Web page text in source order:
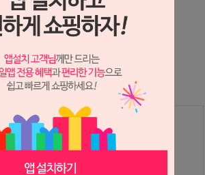
상세 정보를 확대해 보실 수 있습니다.
※ 필독해주세요 ※
변동에 따라 가격이 달라질 수 있으니